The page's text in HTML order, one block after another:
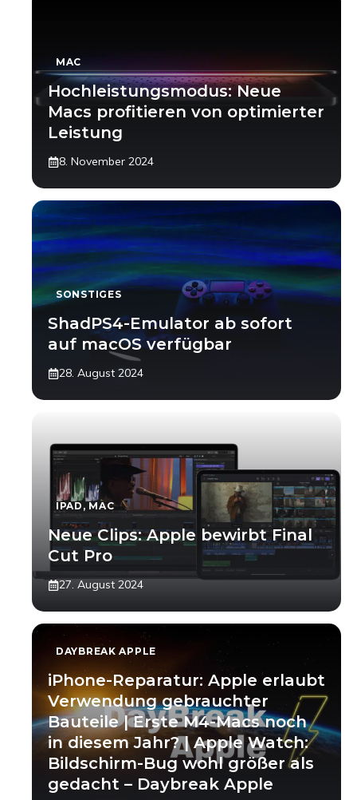
MAC
Hochleistungsmodus: Neue
Macs profitieren von optimierter
Leistung
8. November 2024
SONSTIGES
ShadPS4-Emulator ab sofort
auf macOS verfügbar
28. August 2024
IPAD , MAC
Neue Clips: Apple bewirbt Final
Cut Pro
27. August 2024
DAYBREAK APPLE
iPhone-Reparatur: Apple erlaubt
Verwendung gebrauchter
Bauteile | Erste M4-Macs noch
in diesem Jahr? | Apple Watch:
Bildschirm-Bug wohl größer als
gedacht – Daybreak Apple